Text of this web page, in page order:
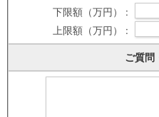
下限額（万円） :
上限額（万円） :
ご質問